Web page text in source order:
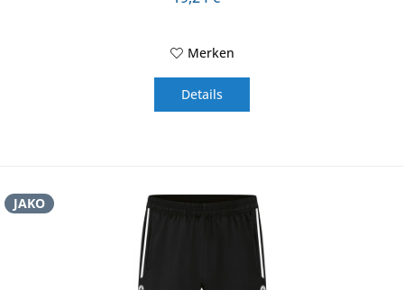
Merken
Details
JAKO